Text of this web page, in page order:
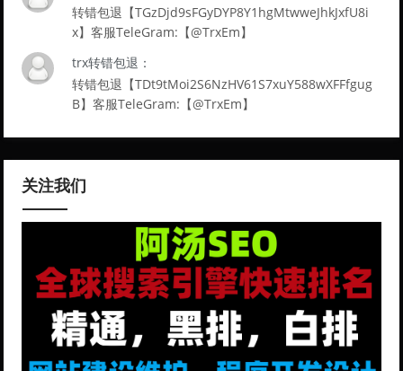
转错包退【TGzDjd9sFGyDYP8Y1hgMtwweJhkJxfU8i
x】客服TeleGram:【@TrxEm】
trx转错包退：
转错包退【TDt9tMoi2S6NzHV61S7xuY588wXFFfgug
B】客服TeleGram:【@TrxEm】
关注我们